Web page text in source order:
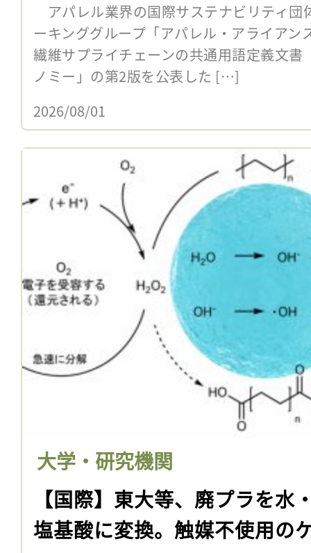
アパレル業界の国際サステナビリティ団
ーキンググループ「アパレル・アライアン
繊維サプライチェーンの共通用語定義文書
ノミー」の第2版を公表した […]
2026/08/01
大学・研究機関
【国際】東大等、廃プラを水
塩基酸に変換。触媒不使用の